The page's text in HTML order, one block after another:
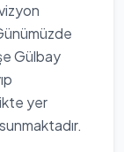
Gülbay
yer